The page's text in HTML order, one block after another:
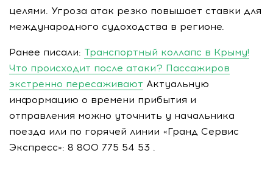
целями. Угроза атак резко повышает ставки для
международного судоходства в регионе.
Ранее писали: Транспортный коллапс в Крыму!
Что происходит после атаки? Пассажиров
экстренно пересаживают Актуальную
информацию о времени прибытия и
отправления можно уточнить у начальника
поезда или по горячей линии «Гранд Сервис
Экспресс»: 8 800 775 54 53 .